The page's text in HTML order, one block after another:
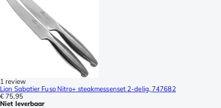
1 review
Lion Sabatier Fuso Nitro+ steakmessenset 2-delig, 747682
€ 75,95
Niet leverbaar